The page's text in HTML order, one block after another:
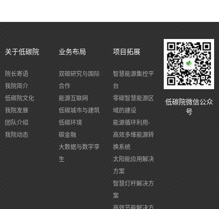
关于低碳院
院长寄语
我院简介
低碳院文化
我院发展
团队介绍
我院动态
业务布局
双碳研究与国际
合作
能源互联网
低碳城市与建筑
低碳环境
碳金融
大数据与数字孪
生
项目拓展
智慧能源集控平
台
零碳智慧能源区
域的建设
能源循环利用-
高效多维能源转
换系统
太阳能应用解决
方案
智慧灯杆解决方
案
高效节能解决方
低碳院微信公众
号